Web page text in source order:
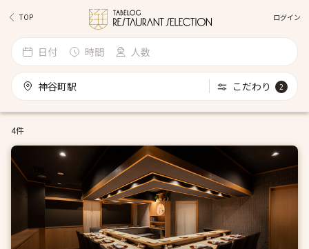
TOP ログイン
日付 時間 人数
神谷町駅 こだわり 2
4件